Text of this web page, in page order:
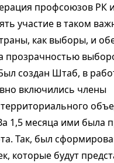
профсоюзов РК
участие в таком
как выборы, и
прозрачностью
создан Штаб, в
включились члены
1,5 месяца ими была
Так, был
которые будут